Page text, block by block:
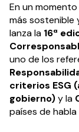
En un
más sostenible
lanza la 16ª
uno de los
criterios ESG
gobierno)y la
países de habla